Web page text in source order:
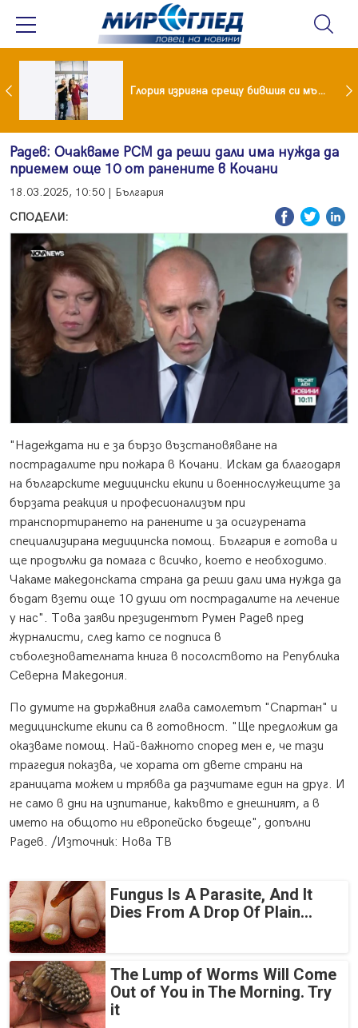
Мария и майка си построиха къща от 8000 стъклени бутилки Глория изригна срещу бившия си мъж: Беше със 120-килограмова жена! Искаше бърза печалба...
Радев: Очакваме РСМ да реши дали има нужда да
приемем още 10 от ранените в Кочани
18.03.2025, 10:50 | България
СПОДЕЛИ:
"Надеждата ни е за бързо възстановяване на
пострадалите при пожара в Кочани. Искам да благодаря
на българските медицински екипи и военнослужещите за
бързата реакция и професионализъм при
транспортирането на ранените и за осигурената
специализирана медицинска помощ. България е готова и
ще продължи да помага с всичко, което е необходимо.
Чакаме македонската страна да реши дали има нужда да
бъдат взети още 10 души от пострадалите на лечение
у нас". Това заяви президентът Румен Радев пред
журналисти, след като се подписа в
съболезнователната книга в посолството на Република
Северна Македония.
По думите на държавния глава самолетът "Спартан" и
медицинските екипи са в готовност. "Ще предложим да
оказваме помощ. Най-важното според мен е, че тази
трагедия показва, че хората от двете страни на
границата можем и трябва да разчитаме един на друг. И
не само в дни на изпитание, какъвто е днешният, а в
името на общото ни европейско бъдеще", допълни
Радев. /Източник: Нова ТВ
Fungus Is A Parasite, And It
Dies From A Drop Of Plain...
The Lump of Worms Will Come
Out of You in The Morning. Try
it